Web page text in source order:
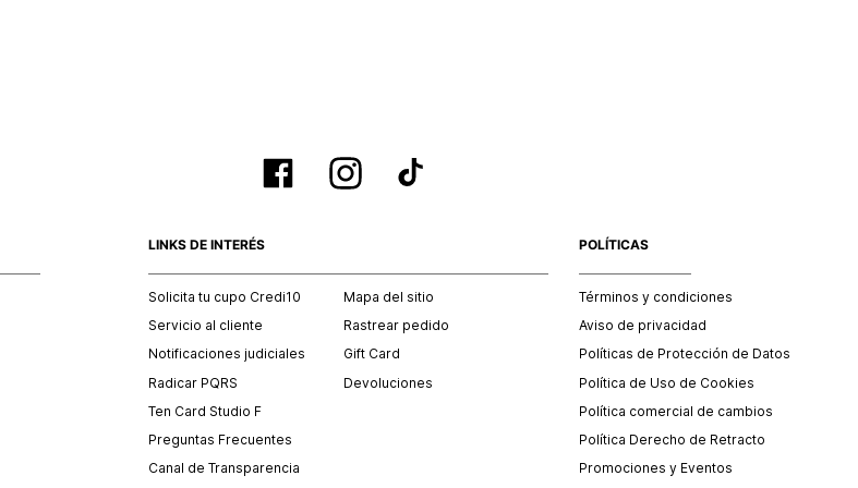
LINKS DE INTERÉS
Solicita tu cupo Credi10
Servicio al cliente
Notificaciones judiciales
Radicar PQRS
Ten Card Studio F
Preguntas Frecuentes
Canal de Transparencia
Mapa del sitio
Rastrear pedido
Gift Card
Devoluciones
POLÍTICAS
Términos y condiciones
Aviso de privacidad
Políticas de Protección de Datos
Política de Uso de Cookies
Política comercial de cambios
Política Derecho de Retracto
Promociones y Eventos